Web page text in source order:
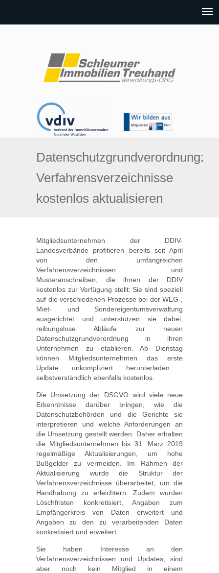
Datenschutzgrundverordnung:
Verfahrensverzeichnisse
kostenlos aktualisieren
Mitgliedsunternehmen der DDIV-
Landesverbände profitieren bereits seit April
von den umfangreichen
Verfahrensverzeichnissen und
Musteranschreiben, die ihnen der DDIV
kostenlos zur Verfügung stellt: Sie sind speziell
auf die verschiedenen Prozesse bei der WEG-,
Miet- und Sondereigentumsverwaltung
ausgerichtet und unterstützen sie dabei,
reibungslose Abläufe zur neuen
Datenschutzgrundverordnung in ihren
Unternehmen zu etablieren. Ab Dienstag
können Mitgliedsunternehmen das erste
Update unkompliziert herunterladen 
selbstverständlich ebenfalls kostenlos.
Die Umsetzung der DSGVO wird viele neue
Erkenntnisse darüber bringen, wie die
Datenschutzbehörden und die Gerichte sie
interpretieren und welche Anforderungen an
die Umsetzung gestellt werden. Daher erhalten
die Mitgliedsunternehmen bis 31. März 2019
regelmäßige Aktualisierungen, um hohe
Bußgelder zu vermeiden. Im Rahmen der
Aktualisierung wurde die Struktur der
Verfahrensverzeichnisse überarbeitet, um die
Handhabung zu erleichtern. Zudem wurden
Löschfristen konkretisiert, Angaben zum
Empfängerkreis von Daten erweitert und
Angaben zu den zu verarbeitenden Daten
konkretisiert und erweitert.
Sie haben Interesse an den
Verfahrensverzeichnissen und Updates, sind
aber noch kein Mitglied in einem